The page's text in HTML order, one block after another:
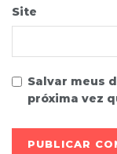
Site
Salvar meus
próxima vez